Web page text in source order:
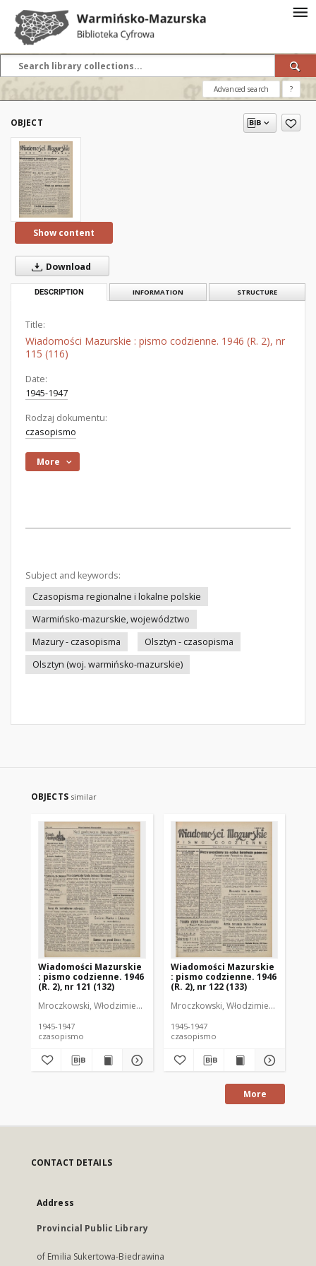
Advanced search ?
OBJECT
Show content
Download
DESCRIPTION INFORMATION STRUCTURE
Title:
Wiadomości Mazurskie : pismo codzienne. 1946 (R. 2), nr
115 (116)
Date:
1945-1947
Rodzaj dokumentu:
czasopismo
More
Subject and keywords:
Czasopisma regionalne i lokalne polskie
Warmińsko-mazurskie, województwo
Mazury - czasopisma
Olsztyn - czasopisma
Olsztyn (woj. warmińsko-mazurskie)
OBJECTS similar
Wiadomości Mazurskie
: pismo codzienne. 1946
(R. 2), nr 121 (132)
Mroczkowski, Włodzimierz (1902-1971). Redaktor
1945-1947
czasopismo
Wiadomości Mazurskie
: pismo codzienne. 1946
(R. 2), nr 122 (133)
Mroczkowski, Włodzimierz (1902-
1945-1947
czasopismo
More
CONTACT DETAILS
Address
Provincial Public Library
of Emilia Sukertowa-Biedrawina